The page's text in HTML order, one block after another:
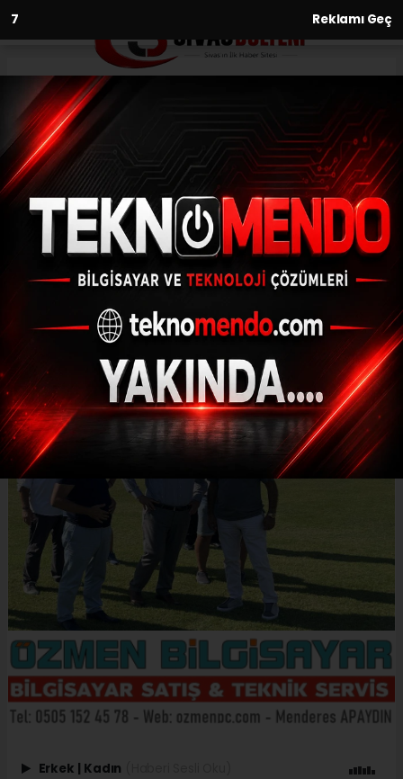
6 Reklamı Geç
Anasayfa Spor
Muğla Valisi İdris Akbıyık,
Bodrum Stadyumu’nu inceledi
(İHA) - İhlas Haber Ajansı | 31.07.2024 - 19:01, Güncelleme: 31.07.2024
- 18:43
Muğla Valisi İdris Akbıyık, Bodrum
Stadyumu’nu inceledi
ABONE OL
Erkek | Kadın